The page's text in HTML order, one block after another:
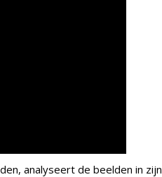
analyseert de beelden in zijn